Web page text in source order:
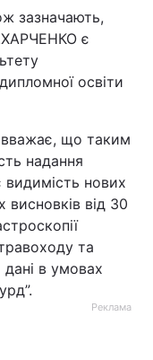
зазначають,
є
освіти
що таким
надання
видимість нових
висновків від 30
та
в умовах
Реклама